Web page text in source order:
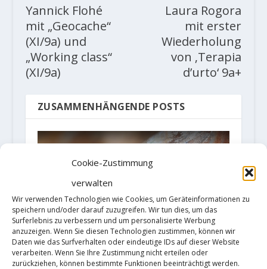
Cookie-Zustimmung
verwalten
Wir verwenden Technologien wie Cookies, um Geräteinformationen zu
speichern und/oder darauf zuzugreifen. Wir tun dies, um das
Surferlebnis zu verbessern und um personalisierte Werbung
anzuzeigen. Wenn Sie diesen Technologien zustimmen, können wir
Daten wie das Surfverhalten oder eindeutige IDs auf dieser Website
verarbeiten. Wenn Sie Ihre Zustimmung nicht erteilen oder
zurückziehen, können bestimmte Funktionen beeinträchtigt werden.
Yannick Flohé
mit „Geocache“
(XI/9a) und
„Working class“
(XI/9a)
Laura Rogora
mit erster
Wiederholung
von ‚Terapia
d’urto‘ 9a+
ZUSAMMENHÄNGENDE POSTS